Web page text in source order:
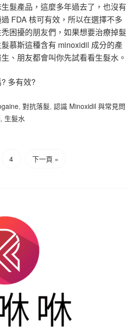
髮產品，這麼多年過去了，也沒有
FDA 核可有效，所以在選擇不多
困擾的朋友們，如果想要治療掉髮
慕斯這種含有 minoxidil 成分的產
、朋友都會叫你先試看看生髮水。
多有效?
,對抗落髮,認識 Minoxidil 與常見問
, 生髮水
4 下一頁 »